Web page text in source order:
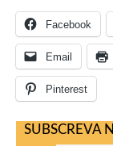
Facebook
Email
Pinterest
SUBSCREVA